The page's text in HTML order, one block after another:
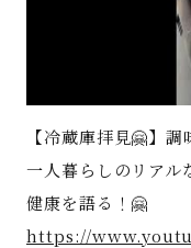
特定商取引法
【冷蔵庫拝見🤗】調
一人暮らしのリアル
健康を語る！🤗
https://